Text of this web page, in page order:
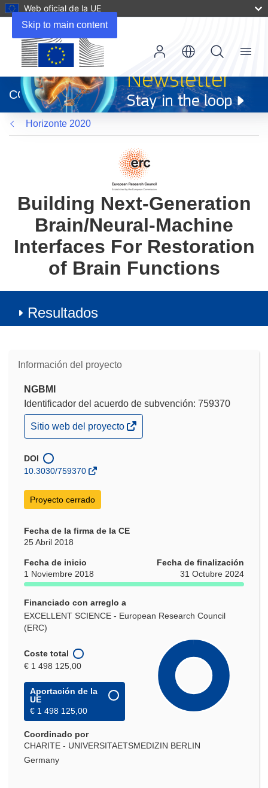
Skip to main content
Web oficial de la UE
abrirá
en
una
nueva
ventana)
CORDIS
Menu
Horizonte 2020
Building Next-Generation
Brain/Neural-Machine
Interfaces For Restoration
of Brain Functions
Resultados
Información del proyecto
NGBMI
Identificador del acuerdo de subvención: 759370
(se
abrirá
una
nueva
Sitio web del proyecto
DOI
10.3030/759370
Proyecto cerrado
Fecha de la firma de la CE
25 Abril 2018
Fecha de inicio
1 Noviembre 2018
Fecha de finalización
31 Octubre 2024
Financiado con arreglo a
EXCELLENT SCIENCE - European Research Council
(ERC)
Coste total
€ 1 498 125,00
Aportación de la
UE
€ 1 498 125,00
Coordinado por
CHARITE - UNIVERSITAETSMEDIZIN BERLIN
Germany